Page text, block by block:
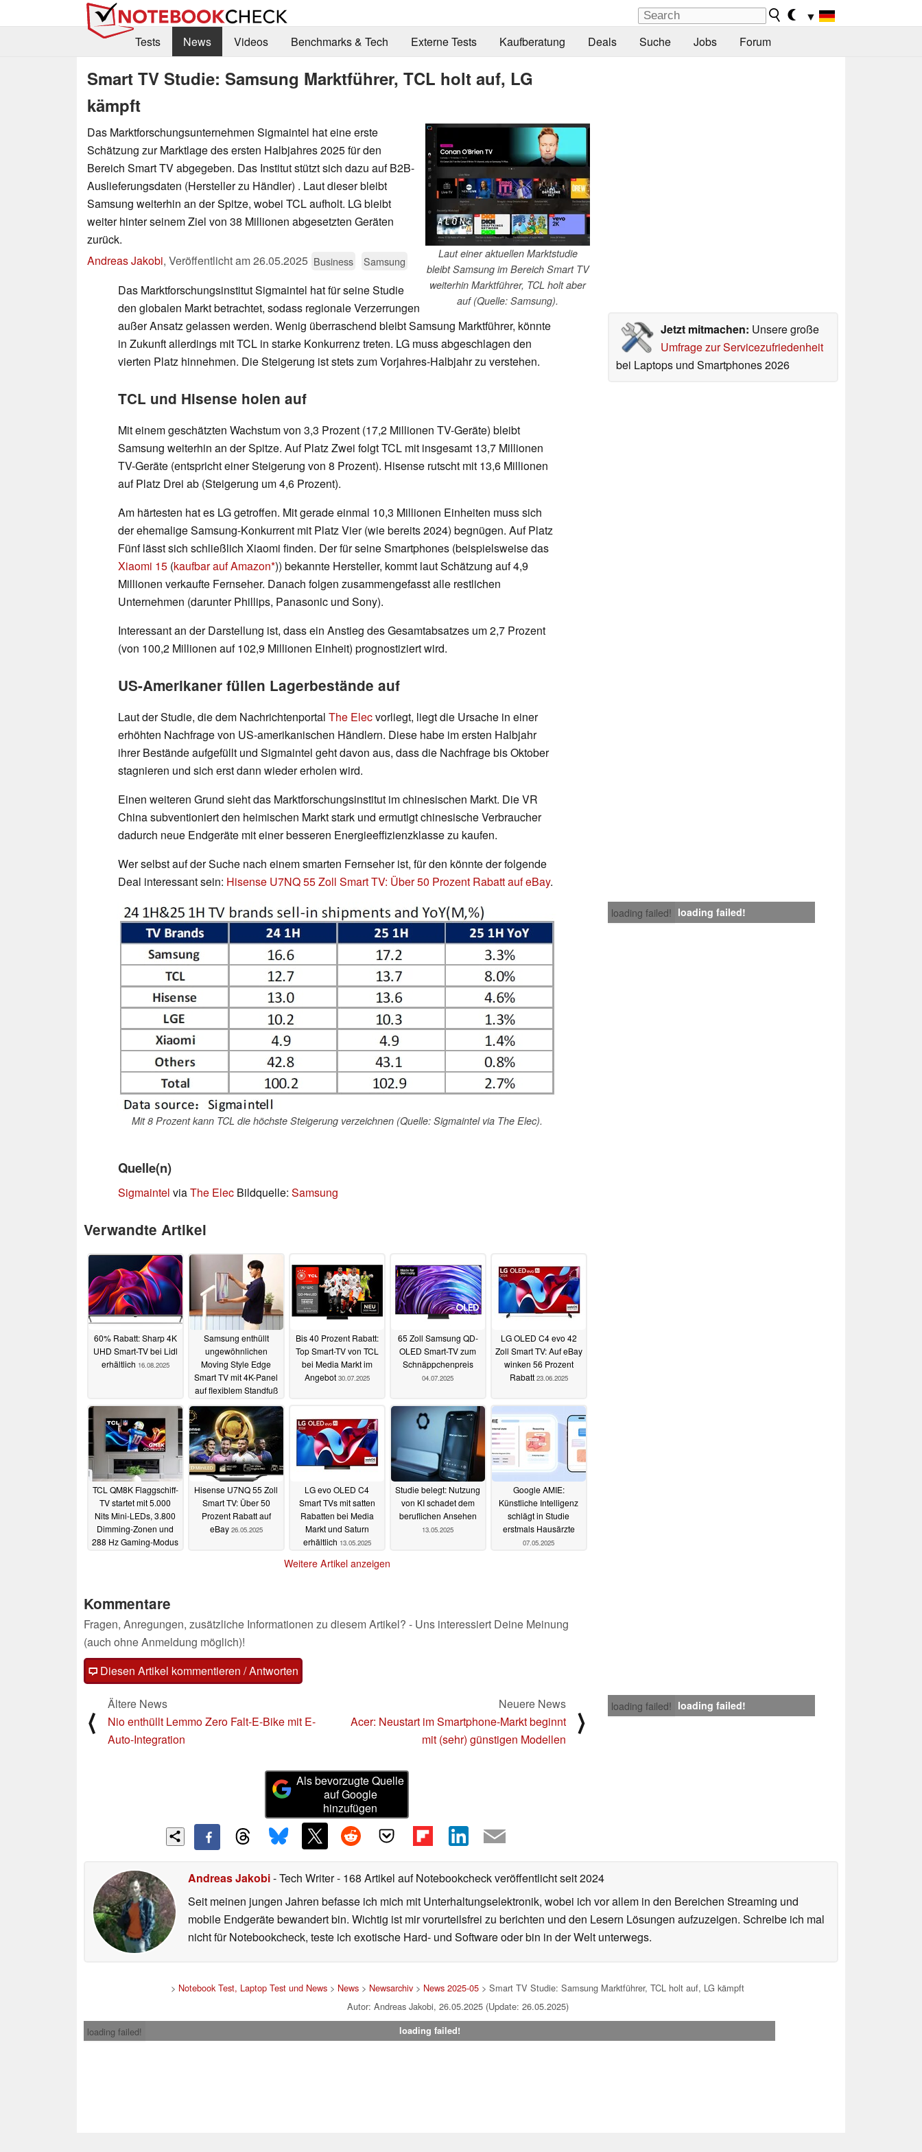
▼
Tests
News Videos Benchmarks & Tech Externe Tests Kaufberatung Deals Suche Jobs Forum
Smart TV Studie: Samsung Marktführer, TCL holt auf, LG
kämpft
Laut einer aktuellen Marktstudie
bleibt Samsung im Bereich Smart TV
weiterhin Marktführer, TCL holt aber
auf (Quelle: Samsung).
Das Marktforschungsunternehmen Sigmaintel hat eine erste
Schätzung zur Marktlage des ersten Halbjahres 2025 für den
Bereich Smart TV abgegeben. Das Institut stützt sich dazu auf B2B-
Auslieferungsdaten (Hersteller zu Händler) . Laut dieser bleibt
Samsung weiterhin an der Spitze, wobei TCL aufholt. LG bleibt
weiter hinter seinem Ziel von 38 Millionen abgesetzten Geräten
zurück.
Andreas Jakobi, Veröffentlicht am26.05.2025 Business Samsung
Jetzt mitmachen: Unsere große
Umfrage zur Servicezufriedenheit
bei Laptops und Smartphones 2026
Das Marktforschungsinstitut Sigmaintel hat für seine Studie
den globalen Markt betrachtet, sodass regionale Verzerrungen
außer Ansatz gelassen werden. Wenig überraschend bleibt Samsung Marktführer, könnte
in Zukunft allerdings mit TCL in starke Konkurrenz treten. LG muss abgeschlagen den
vierten Platz hinnehmen. Die Steigerung ist stets zum Vorjahres-Halbjahr zu verstehen.
TCL und Hisense holen auf
Mit einem geschätzten Wachstum von 3,3 Prozent (17,2 Millionen TV-Geräte) bleibt
Samsung weiterhin an der Spitze. Auf Platz Zwei folgt TCL mit insgesamt 13,7 Millionen
TV-Geräte (entspricht einer Steigerung von 8 Prozent). Hisense rutscht mit 13,6 Millionen
auf Platz Drei ab (Steigerung um 4,6 Prozent).
Am härtesten hat es LG getroffen. Mit gerade einmal 10,3 Millionen Einheiten muss sich
der ehemalige Samsung-Konkurrent mit Platz Vier (wie bereits 2024) begnügen. Auf Platz
Fünf lässt sich schließlich Xiaomi finden. Der für seine Smartphones (beispielsweise das
Xiaomi 15 (kaufbar auf Amazon )) bekannte Hersteller, kommt laut Schätzung auf 4,9
Millionen verkaufte Fernseher. Danach folgen zusammengefasst alle restlichen
Unternehmen (darunter Phillips, Panasonic und Sony).
Interessant an der Darstellung ist, dass ein Anstieg des Gesamtabsatzes um 2,7 Prozent
(von 100,2 Millionen auf 102,9 Millionen Einheit) prognostiziert wird.
US-Amerikaner füllen Lagerbestände auf
Laut der Studie, die dem Nachrichtenportal The Elecvorliegt, liegt die Ursache in einer
erhöhten Nachfrage von US-amerikanischen Händlern. Diese habe im ersten Halbjahr
ihrer Bestände aufgefüllt und Sigmaintel geht davon aus, dass die Nachfrage bis Oktober
stagnieren und sich erst dann wieder erholen wird.
Einen weiteren Grund sieht das Marktforschungsinstitut im chinesischen Markt. Die VR
China subventioniert den heimischen Markt stark und ermutigt chinesische Verbraucher
dadurch neue Endgeräte mit einer besseren Energieeffizienzklasse zu kaufen.
Wer selbst auf der Suche nach einem smarten Fernseher ist, für den könnte der folgende
Deal interessant sein: Hisense U7NQ 55 Zoll Smart TV: Über 50 Prozent Rabatt auf eBay.
loading failed! loading failed!
Mit 8 Prozent kann TCL die höchste Steigerung verzeichnen (Quelle: Sigmaintel via The Elec).
Quelle(n)
Sigmaintel viaThe Elec Bildquelle: Samsung
Verwandte Artikel
60% Rabatt: Sharp 4K
UHD Smart-TV bei Lidl
erhältlich 16.08.2025
Samsung enthüllt
ungewöhnlichen
Moving Style Edge
Smart TV mit 4K-Panel
auf flexiblem Standfuß
01.08.2025
Bis 40 Prozent Rabatt:
Top Smart-TV von TCL
bei Media Markt im
Angebot 30.07.2025
65 Zoll Samsung QD-
OLED Smart-TV zum
Schnäppchenpreis
04.07.2025
LG OLED C4 evo 42
Zoll Smart TV: Auf eBay
winken 56 Prozent
Rabatt 23.06.2025
TCL QM8K Flaggschiff-
TV startet mit 5.000
Nits Mini-LEDs, 3.800
Dimming-Zonen und
288 Hz Gaming-Modus
Hisense U7NQ 55 Zoll
Smart TV: Über 50
Prozent Rabatt auf
eBay 26.05.2025
LG evo OLED C4
Smart TVs mit satten
Rabatten bei Media
Markt und Saturn
erhältlich 13.05.2025
Studie belegt: Nutzung
von KI schadet dem
beruflichen Ansehen
13.05.2025
Google AMIE:
Künstliche Intelligenz
schlägt in Studie
erstmals Hausärzte
07.05.2025
Weitere Artikel anzeigen
Kommentare
Fragen, Anregungen, zusätzliche Informationen zu diesem Artikel? - Uns interessiert Deine Meinung
(auch ohne Anmeldung möglich)!
Diesen Artikel kommentieren / Antworten
loading failed! loading failed!
⟨
Ältere News
Nio enthüllt Lemmo Zero Falt-E-Bike mit E-
Auto-Integration
Neuere News
Acer: Neustart im Smartphone-Markt beginnt
mit (sehr) günstigen Modellen
⟩
Als bevorzugte Quelle
auf Google
hinzufügen
Andreas Jakobi- Tech Writer- 168 Artikel auf Notebookcheck veröffentlichtseit 2024
Seit meinen jungen Jahren befasse ich mich mit Unterhaltungselektronik, wobei ich vor allem in den Bereichen Streaming und
mobile Endgeräte bewandert bin. Wichtig ist mir vorurteilsfrei zu berichten und den Lesern Lösungen aufzuzeigen. Schreibe ich mal
nicht für Notebookcheck, teste ich exotische Hard- und Software oder bin in der Welt unterwegs.
> Notebook Test, Laptop Test und News > News > Newsarchiv > News 2025-05 > Smart TV Studie: Samsung Marktführer, TCL holt auf, LG kämpft
Autor: Andreas Jakobi, 26.05.2025 (Update: 26.05.2025)
loading failed!
loading failed!